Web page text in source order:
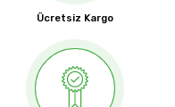
Ücretsiz Kargo